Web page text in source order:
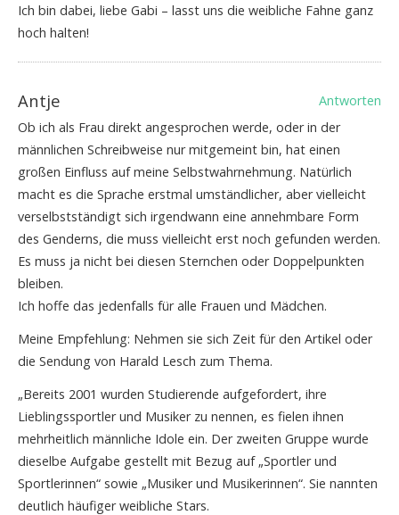
Ich bin dabei, liebe Gabi – lasst uns die weibliche Fahne ganz
hoch halten!
Antje
Antworten
Ob ich als Frau direkt angesprochen werde, oder in der
männlichen Schreibweise nur mitgemeint bin, hat einen
großen Einfluss auf meine Selbstwahrnehmung. Natürlich
macht es die Sprache erstmal umständlicher, aber vielleicht
verselbstständigt sich irgendwann eine annehmbare Form
des Genderns, die muss vielleicht erst noch gefunden werden.
Es muss ja nicht bei diesen Sternchen oder Doppelpunkten
bleiben.
Ich hoffe das jedenfalls für alle Frauen und Mädchen.
Meine Empfehlung: Nehmen sie sich Zeit für den Artikel oder
die Sendung von Harald Lesch zum Thema.
„Bereits 2001 wurden Studierende aufgefordert, ihre
Lieblingssportler und Musiker zu nennen, es fielen ihnen
mehrheitlich männliche Idole ein. Der zweiten Gruppe wurde
dieselbe Aufgabe gestellt mit Bezug auf „Sportler und
Sportlerinnen“ sowie „Musiker und Musikerinnen“. Sie nannten
deutlich häufiger weibliche Stars.